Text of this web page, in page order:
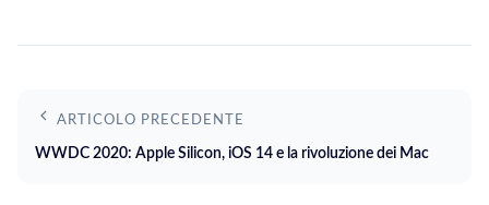
ARTICOLO PRECEDENTE
WWDC 2020: Apple Silicon, iOS 14 e la rivoluzione dei Mac